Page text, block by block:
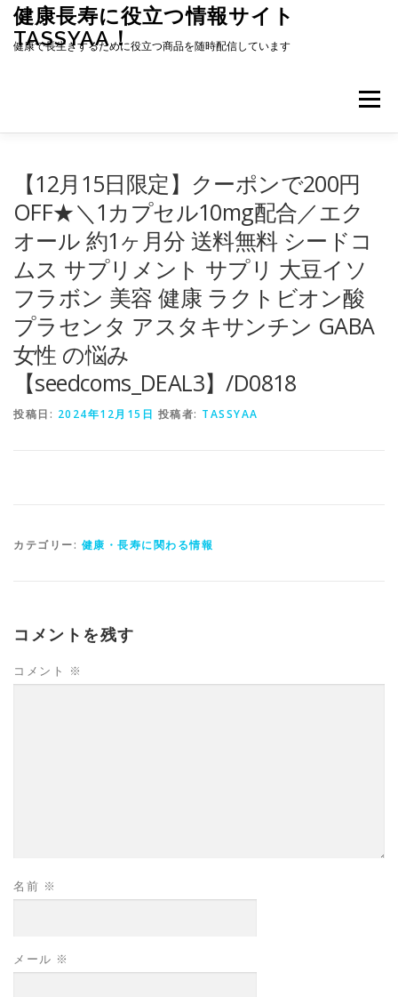
キ
健康長寿に役立つ情報サイト
TASSYAA！
健康で長生きするために役立つ商品を随時配信しています
メニュー
【12月15日限定】クーポンで200円
OFF★＼1カプセル10mg配合／エク
オール 約1ヶ月分 送料無料 シードコ
ムス サプリメント サプリ 大豆イソ
フラボン 美容 健康 ラクトビオン酸
プラセンタ アスタキサンチン GABA
女性 の悩み
【seedcoms_DEAL3】/D0818
投稿日: 2024年12月15日 投稿者: TASSYAA
カテゴリー: 健康・長寿に関わる情報
コメントを残す
コメント ※
名前 ※
メール ※